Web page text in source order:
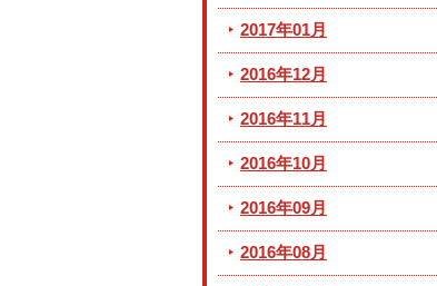
2017年01月
2016年12月
2016年11月
2016年10月
2016年09月
2016年08月